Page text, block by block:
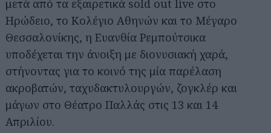
μετά από τα εξαιρετικά sold out live στο
Ηρώδειο, το Κολέγιο Αθηνών και τo Μέγαρο
Θεσσαλονίκης, η Ευανθία Ρεμπούτσικα
υποδέχεται την άνοιξη με διονυσιακή χαρά,
στήνοντας για το κοινό της μία παρέλαση
ακροβατών, ταχυδακτυλουργών, ζογκλέρ και
μάγων στο Θέατρο Παλλάς στις 13 και 14
Απριλίου.